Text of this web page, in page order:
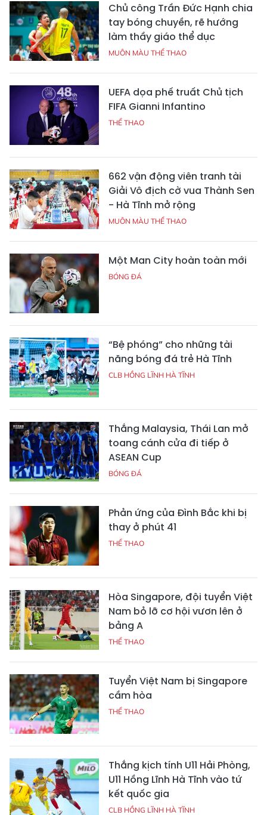
Chủ công Trần Đức Hạnh chia
tay bóng chuyền, rẽ hướng
làm thầy giáo thể dục
MUÔN MÀU THỂ THAO
UEFA dọa phế truất Chủ tịch
FIFA Gianni Infantino
THỂ THAO
662 vận động viên tranh tài
Giải Vô địch cờ vua Thành Sen
- Hà Tĩnh mở rộng
MUÔN MÀU THỂ THAO
Một Man City hoàn toàn mới
BÓNG ĐÁ
“Bệ phóng” cho những tài
năng bóng đá trẻ Hà Tĩnh
CLB HỒNG LĨNH HÀ TĨNH
Thắng Malaysia, Thái Lan mở
toang cánh cửa đi tiếp ở
ASEAN Cup
BÓNG ĐÁ
Phản ứng của Đình Bắc khi bị
thay ở phút 41
THỂ THAO
Hòa Singapore, đội tuyển Việt
Nam bỏ lỡ cơ hội vươn lên ở
bảng A
THỂ THAO
Tuyển Việt Nam bị Singapore
cầm hòa
THỂ THAO
Thắng kịch tính U11 Hải Phòng,
U11 Hồng Lĩnh Hà Tĩnh vào tứ
kết quốc gia
CLB HỒNG LĨNH HÀ TĨNH